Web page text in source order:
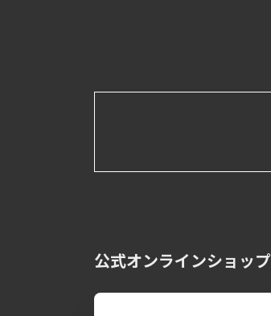
公式オンラインショップ